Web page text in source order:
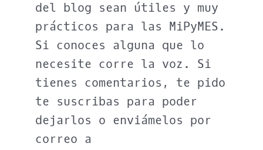
del blog sean útiles y muy
prácticos para las MiPyMES.
Si conoces alguna que lo
necesite corre la voz. Si
tienes comentarios, te pido
te suscribas para poder
dejarlos o enviámelos por
correo a